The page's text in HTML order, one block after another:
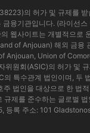
의 허가 및 규제를 받
융기관입니다. (라이선
웹사이트는 개별적으로
of Anjouan) 해외 금융
Anjouan, Union of
원회(ASIC)의 허가 및
특수관계 법인이며, 두
법인을 대상으로 한 법
제를 준수하는 글로벌
등록 주소: 101